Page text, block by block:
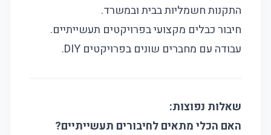
התקנות חשמליות בבית ובמשרד.
חיבור כבלים מקצועי בפרויקטים תעשייתיים.
עבודה עם מחברים שונים בפרויקטים DIY.
שאלות נפוצות:
האם הכלי מתאים לחיבורים תעשייתיים?